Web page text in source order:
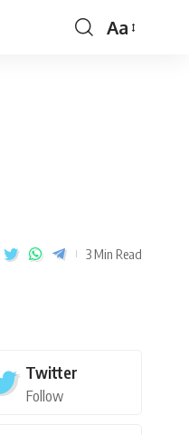
Aa
3 Min Read
Twitter
Follow